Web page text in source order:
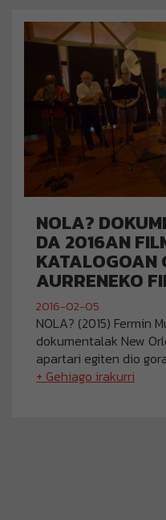
NOLA?
DA 2016AN
KATALOGOAN
AURRENEKO
2016-02-05
NOLA? (2015) Fermin
dokumentalak New
apartari egiten dio
+ Gehiago irakurri